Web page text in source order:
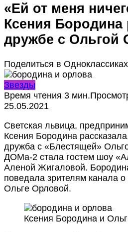
«Ей от меня
Ксения Бородина
дружбе с Ольгой
Поделиться в Одноклассиках
Звезды
Время чтения 3 мин.
25.05.2021
Светская львица,
Ксения Бородина
дружба с «Блестящей»
ДОМа-2 стала гостем шоу
Аленой Жигаловой.
поведала зрителям канала
Ольге Орловой.
Ксения Бородина и